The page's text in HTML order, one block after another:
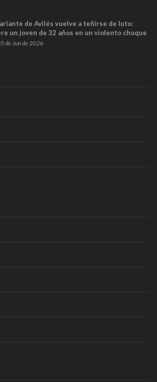
de Avilés vuelve a teñirse de luto:
un joven de 32 años en un violento choque
de Jun de 2026